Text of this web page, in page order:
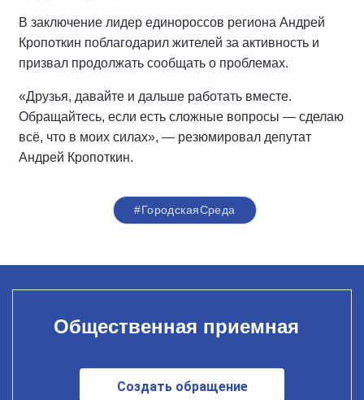
В заключение лидер единороссов региона Андрей
Кропоткин поблагодарил жителей за активность и
призвал продолжать сообщать о проблемах.
«Друзья, давайте и дальше работать вместе.
Обращайтесь, если есть сложные вопросы — сделаю
всё, что в моих силах», — резюмировал депутат
Андрей Кропоткин.
#ГородскаяСреда
Общественная приемная
Создать обращение